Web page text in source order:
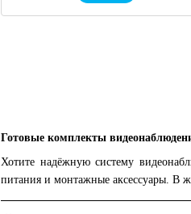
Готовые комплекты
Хотите надёжную систему
питания и монтажные аксессуары. В